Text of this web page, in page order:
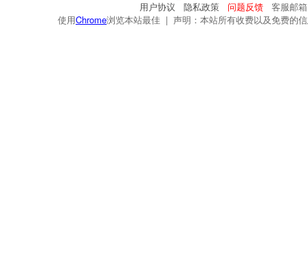
用户协议
隐私政策 问题反馈
客服邮
使用Chrome浏览本站最佳 | 声明：本站所有收费以及免费的